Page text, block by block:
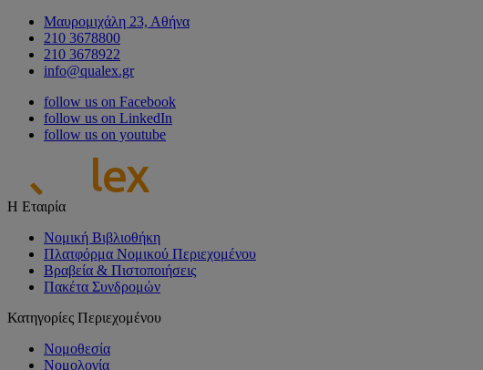
Μαυρομιχάλη 23, Αθήνα
210 3678800
210 3678922
info@qualex.gr
follow us on Facebook
follow us on LinkedIn
follow us on youtube
Η Εταιρία
Νομική Βιβλιοθήκη
Πλατφόρμα Νομικού Περιεχομένου
Βραβεία & Πιστοποιήσεις
Πακέτα Συνδρομών
Κατηγορίες Περιεχομένου
Νομοθεσία
Νομολογία